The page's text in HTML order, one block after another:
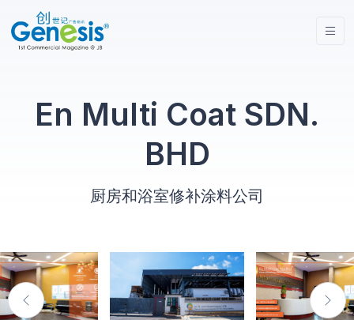
En Multi Coat SDN.
BHD
厨房和浴室修补涂料公司